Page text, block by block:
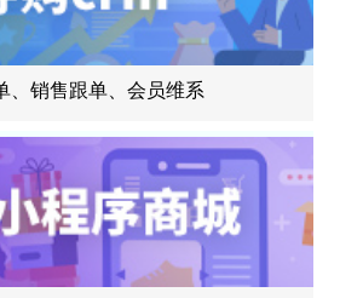
、销售跟单、会员维系